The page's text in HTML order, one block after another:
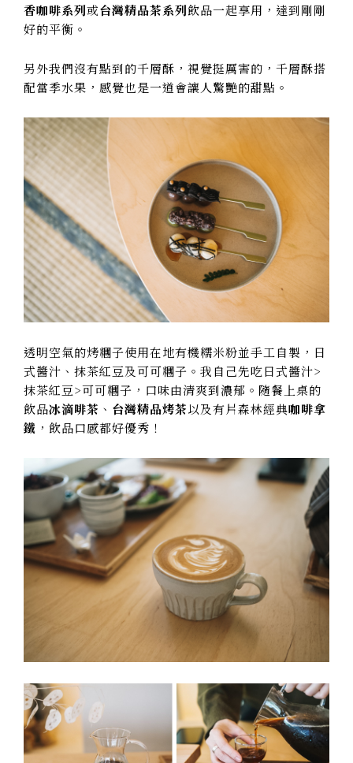
香咖啡系列或台灣精品茶系列飲品一起享用，達到剛剛
好的平衡。
另外我們沒有點到的千層酥，視覺挺厲害的，千層酥搭
配當季水果，感覺也是一道會讓人驚艷的甜點。
透明空氣的烤糰子使用在地有機糯米粉並手工自製，日
式醬汁、抹茶紅豆及可可糰子。我自己先吃日式醬汁>
抹茶紅豆>可可糰子，口味由清爽到濃郁。隨餐上桌的
飲品冰滴啡茶 、 台灣精品烤茶以及有片森林經典咖啡拿
鐵 ，飲品口感都好優秀！